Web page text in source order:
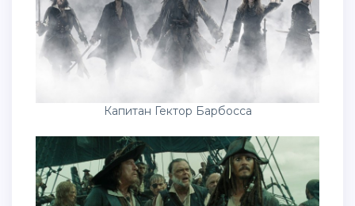
Капитан Гектор Барбосса